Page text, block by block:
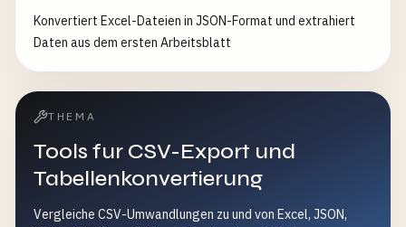
Konvertiert Excel-Dateien in JSON-Format und extrahiert
Daten aus dem ersten Arbeitsblatt
THEMA
Tools fur CSV-Export und
Tabellenkonvertierung
Vergleiche CSV-Umwandlungen zu und von Excel, JSON,